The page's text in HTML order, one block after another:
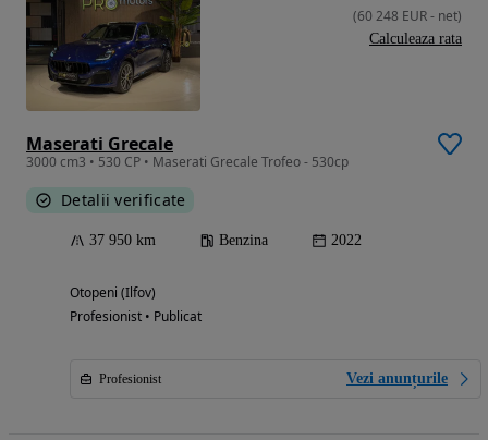
Maserati Grecale
3000 cm3 • 530 CP • Maserati Grecale Trofeo - 530cp
Detalii verificate
37 950 km Benzina 2022
Otopeni (Ilfov)
Profesionist • Publicat
Profesionist Vezi anunțurile
(60 248 EUR- net)
Calculeaza rata